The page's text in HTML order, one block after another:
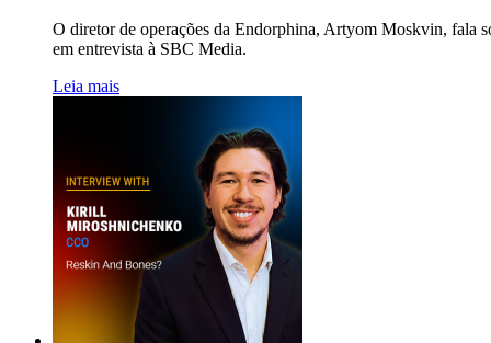
O diretor de operações da Endorphina, Artyom Moskvin, fala
em entrevista à SBC Media.
Leia mais